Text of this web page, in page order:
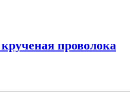
проволока